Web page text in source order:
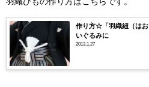
作り方☆「羽織紐（は
いぐるみに
2013.1.27